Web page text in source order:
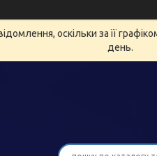
оскільки за її
день.